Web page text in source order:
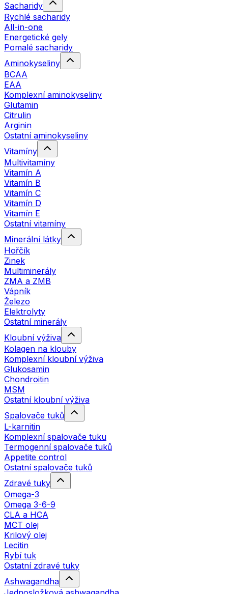
Sacharidy
Rychlé sacharidy
All-in-one
Energetické gely
Pomalé sacharidy
Aminokyseliny
BCAA
EAA
Komplexní aminokyseliny
Glutamin
Citrulin
Arginin
Ostatní aminokyseliny
Vitamíny
Multivitamíny
Vitamín A
Vitamín B
Vitamín C
Vitamín D
Vitamín E
Ostatní vitamíny
Minerální látky
Hořčík
Zinek
Multiminerály
ZMA a ZMB
Vápník
Železo
Elektrolyty
Ostatní minerály
Kloubní výživa
Kolagen na klouby
Komplexní kloubní výživa
Glukosamin
Chondroitin
MSM
Ostatní kloubní výživa
Spalovače tuků
L-karnitin
Komplexní spalovače tuku
Termogenní spalovače tuků
Appetite control
Ostatní spalovače tuků
Zdravé tuky
Omega-3
Omega 3-6-9
CLA a HCA
MCT olej
Krilový olej
Lecitin
Rybí tuk
Ostatní zdravé tuky
Ashwagandha